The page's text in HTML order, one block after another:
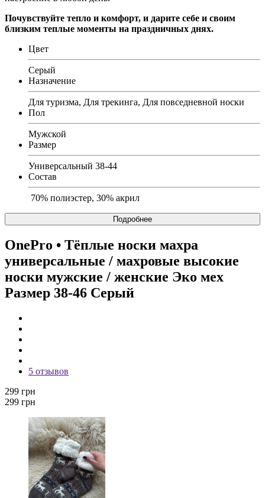
Почувствуйте тепло и комфорт, и дарите себе и своим
близким теплые моменты на праздничных днях.
Цвет
Серый
Назначение
Для туризма, Для трекинга, Для повседневной носки
Пол
Мужской
Размер
Универсальный 38-44
Состав
70% полиэстер, 30% акрил
Подробнее
OnePro • Тёплые носки махра
универсальные / махровые высокие
носки мужские / женские Эко мех
Размер 38-46 Серый
5 отзывов
299 грн
299 грн